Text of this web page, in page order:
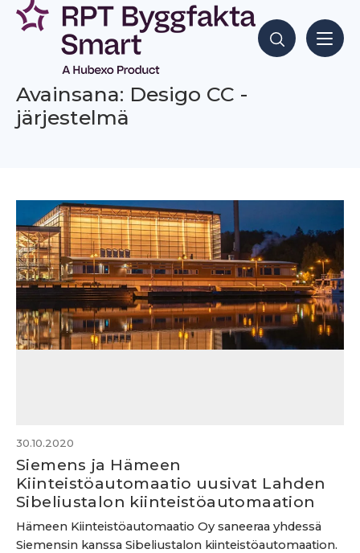
Siirry
sisältöön
Hae sisältöjä
Avainsana: Desigo CC -
järjestelmä
30.10.2020
Siemens ja Hämeen
Kiinteistöautomaatio uusivat Lahden
Sibeliustalon kiinteistöautomaation
Hämeen Kiinteistöautomaatio Oy saneeraa yhdessä
Siemensin kanssa Sibeliustalon kiinteistöautomaation.